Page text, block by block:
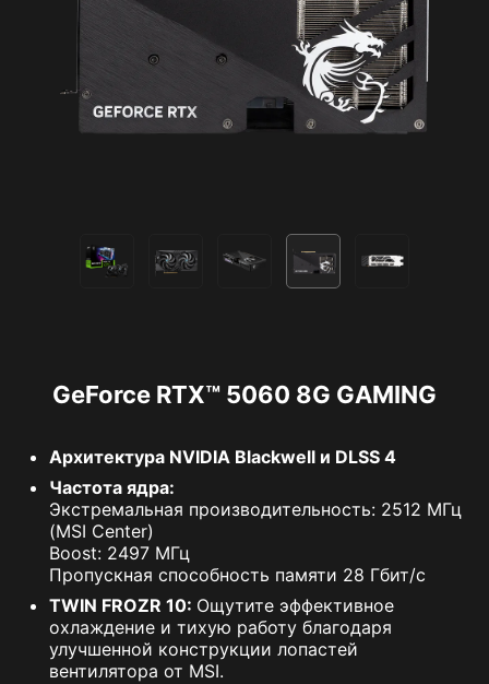
GeForce RTX™ 5060 8G GAMING
Архитектура NVIDIA Blackwell и DLSS 4
Частота ядра:
Экстремальная производительность: 2512 МГц
(MSI Center)
Boost: 2497 МГц
Пропускная способность памяти 28 Гбит/с
TWIN FROZR 10: Ощутите эффективное
охлаждение и тихую работу благодаря
улучшенной конструкции лопастей
вентилятора от MSI.